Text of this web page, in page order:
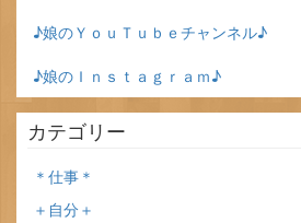
♪娘のＹｏｕＴｕｂｅチャンネル♪
♪娘のＩｎｓｔａｇｒａｍ♪
カテゴリー
＊仕事＊
＋自分＋